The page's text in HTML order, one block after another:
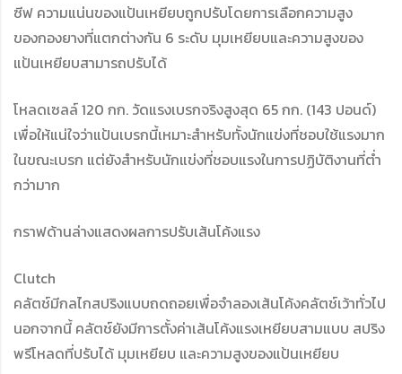
ซีฟ ความแน่นของแป้นเหยียบถูกปรับโดยการเลือกความสูง
ของกองยางที่แตกต่างกัน 6 ระดับ มุมเหยียบและความสูงของ
แป้นเหยียบสามารถปรับได้
โหลดเซลล์ 120 กก. วัดแรงเบรกจริงสูงสุด 65 กก. (143 ปอนด์)
เพื่อให้แน่ใจว่าแป้นเบรกนี้เหมาะสำหรับทั้งนักแข่งที่ชอบใช้แรงมาก
ในขณะเบรก แต่ยังสำหรับนักแข่งที่ชอบแรงในการปฏิบัติงานที่ต่ำ
กว่ามาก
กราฟด้านล่างแสดงผลการปรับเส้นโค้งแรง
Clutch
คลัตช์มีกลไกสปริงแบบถดถอยเพื่อจำลองเส้นโค้งคลัตช์เว้าทั่วไป
นอกจากนี้ คลัตช์ยังมีการตั้งค่าเส้นโค้งแรงเหยียบสามแบบ สปริง
พรีโหลดที่ปรับได้ มุมเหยียบ และความสูงของแป้นเหยียบ